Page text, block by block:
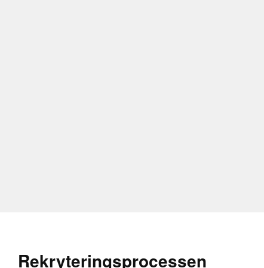
Kommunikation
tvärfunktionella
måste kunna
Rekryteringsprocessen